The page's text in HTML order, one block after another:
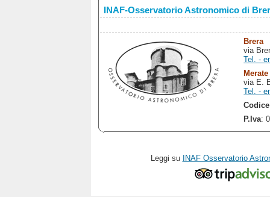
INAF-Osservatorio Astronomico di
Brera
via
Tel. -
Merate
via E.
Tel. -
P.Iva:
Leggi su INAF Osservatorio